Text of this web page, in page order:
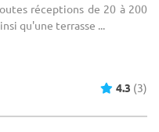
réceptions de 20 à 200
qu'une terrasse ...
4.3 (3)